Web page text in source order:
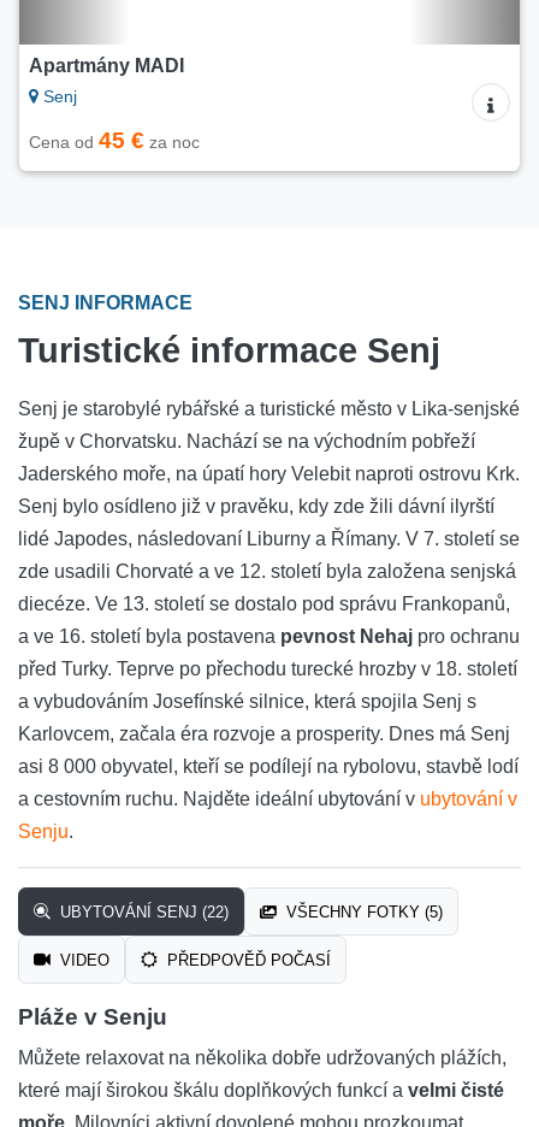
Apartmány MADI
Senj
Cena od 45 € za noc
SENJ INFORMACE
Turistické informace Senj
Senj je starobylé rybářské a turistické město v Lika-senjské
župě v Chorvatsku. Nachází se na východním pobřeží
Jaderského moře, na úpatí hory Velebit naproti ostrovu Krk.
Senj bylo osídleno již v pravěku, kdy zde žili dávní ilyrští
lidé Japodes, následovaní Liburny a Římany. V 7. století se
zde usadili Chorvaté a ve 12. století byla založena senjská
diecéze. Ve 13. století se dostalo pod správu Frankopanů,
a ve 16. století byla postavena pevnost Nehaj pro ochranu
před Turky. Teprve po přechodu turecké hrozby v 18. století
a vybudováním Josefínské silnice, která spojila Senj s
Karlovcem, začala éra rozvoje a prosperity. Dnes má Senj
asi 8 000 obyvatel, kteří se podílejí na rybolovu, stavbě lodí
a cestovním ruchu. Najděte ideální ubytování v ubytování v
Senju.
UBYTOVÁNÍ SENJ (22) VŠECHNY FOTKY (5)
VIDEO PŘEDPOVĚĎ POČASÍ
Pláže v Senju
Můžete relaxovat na několika dobře udržovaných plážích,
které mají širokou škálu doplňkových funkcí a velmi čisté
moře . Milovníci aktivní dovolené mohou prozkoumat